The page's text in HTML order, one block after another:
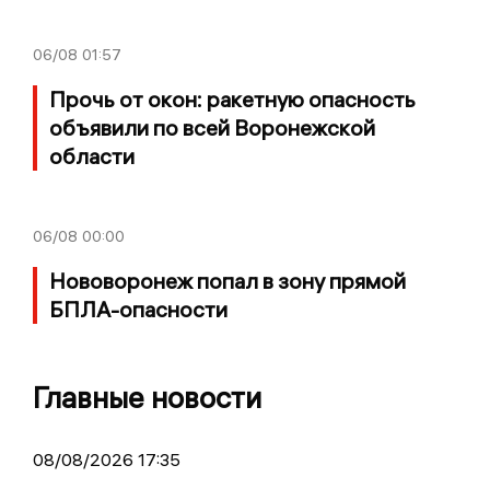
06/08 01:57
Прочь от окон: ракетную опасность
объявили по всей Воронежской
области
06/08 00:00
Нововоронеж попал в зону прямой
БПЛА-опасности
Главные новости
08/08/2026 17:35